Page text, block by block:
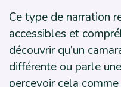
Ce type de narration
accessibles et
découvrir qu’un
différente ou parle
percevoir cela